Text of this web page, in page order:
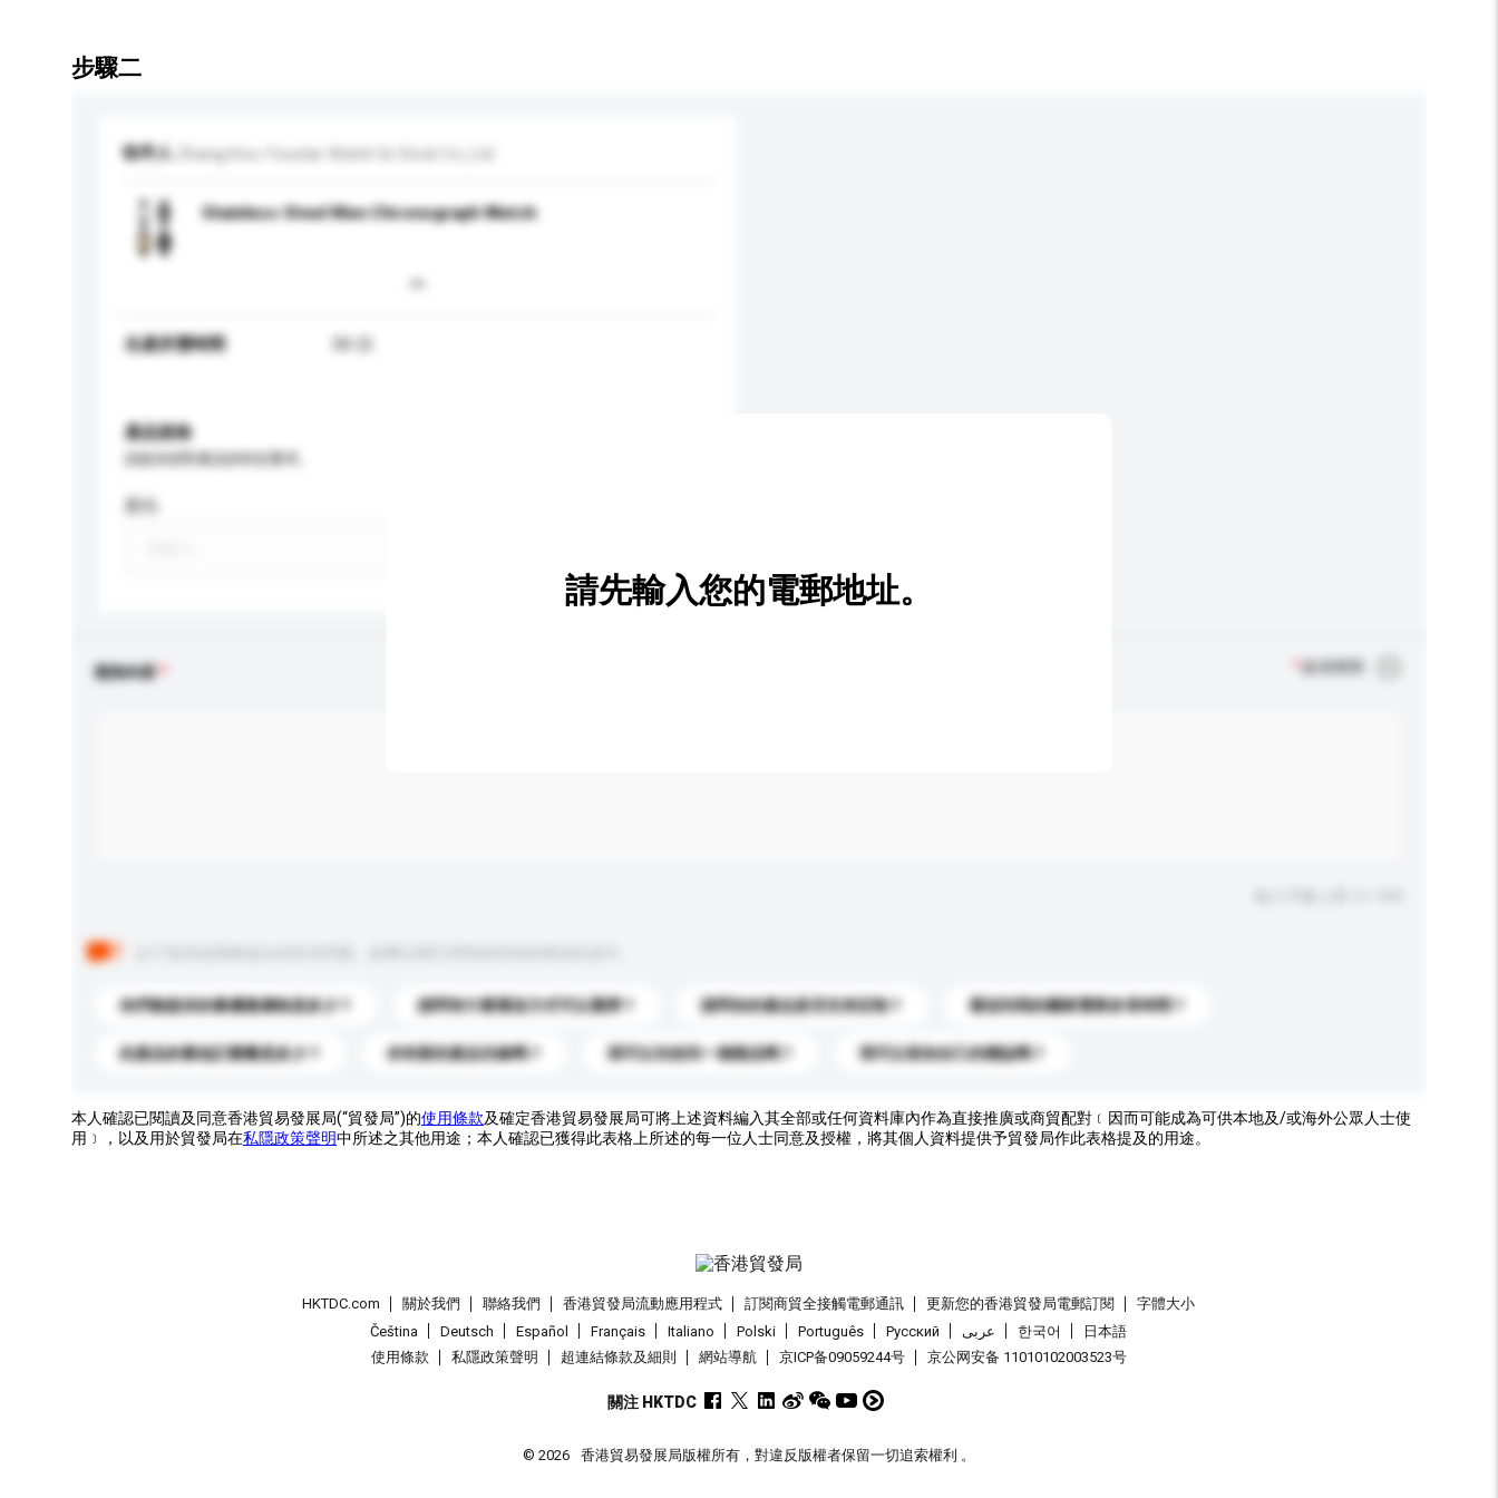
步驟二
收件人 Zhangzhou Youstar Watch & Clock Co.,Ltd
Stainless Steel Men Chronograph Watch
生產所需時間 50 日
產品規格
顏色
查詢內容
你們能提供的最優惠價格是多少？ 請問有什麼運送方式可以選擇？ 請問你的產品是否支持定制？ 運送到我的國家需要多長時間？
此產品的最低訂購量是多少？ 你有新的產品目錄嗎？ 我可以先收到一個樣品嗎？ 我可以添加自己的標誌嗎？
請先輸入您的電郵地址。
本人確認已閱讀及同意香港貿易發展局(“貿發局”)的使用條款及確定香港貿易發展局可將上述資料編入其全部或任何資料庫內作為直接推廣或商貿配對﹝因而可能成為可供本地及/或海外公眾人士使
用﹞，以及用於貿發局在私隱政策聲明中所述之其他用途；本人確認已獲得此表格上所述的每一位人士同意及授權，將其個人資料提供予貿發局作此表格提及的用途。
HKTDC.com 關於我們 聯絡我們 香港貿發局流動應用程式 訂閱商貿全接觸電郵通訊 更新您的香港貿發局電郵訂閱
字體大小
Čeština
Deutsch Español Français Italiano Polski Português Pусский عربى 한국어
日本語
使用條款
私隱政策聲明 超連結條款及細則 網站導航 京ICP备09059244号 京公网安备 11010102003523号
關注 HKTDC
© 2026 香港貿易發展局版權所有，對違反版權者保留一切追索權利 。